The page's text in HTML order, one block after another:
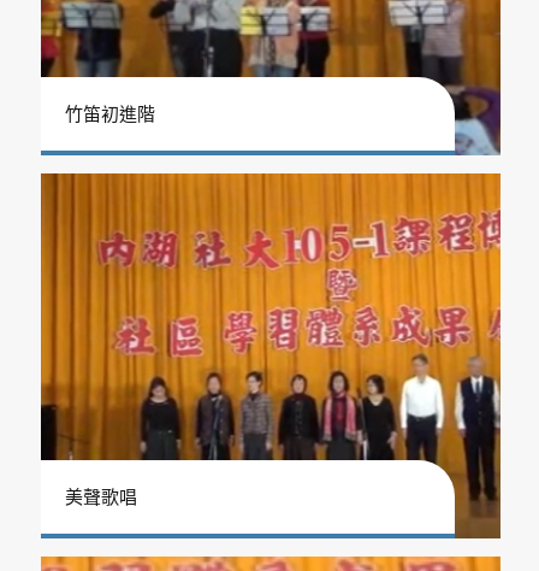
竹笛初進階
美聲歌唱